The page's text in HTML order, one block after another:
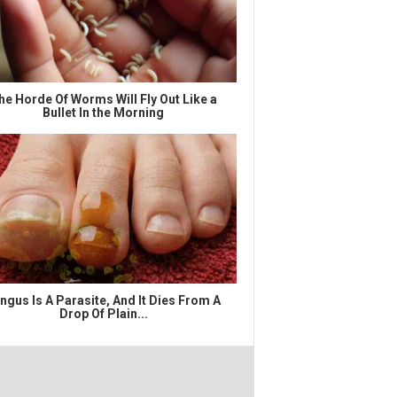
Horde Of Worms Will Fly Out Like a
Bullet In the Morning
Is A Parasite, And It Dies From A
Drop Of Plain...